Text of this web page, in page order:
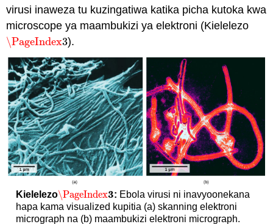
virusi inaweza tu kuzingatiwa katika picha kutoka kwa
microscope ya maambukizi ya elektroni (Kielelezo
\PageIndex3
\PageIndex3).
Kielelezo\PageIndex3
\PageIndex3: Ebola virusi ni inavyoonekana
hapa kama visualized kupitia (a) skanning elektroni
micrograph na (b) maambukizi elektroni micrograph.